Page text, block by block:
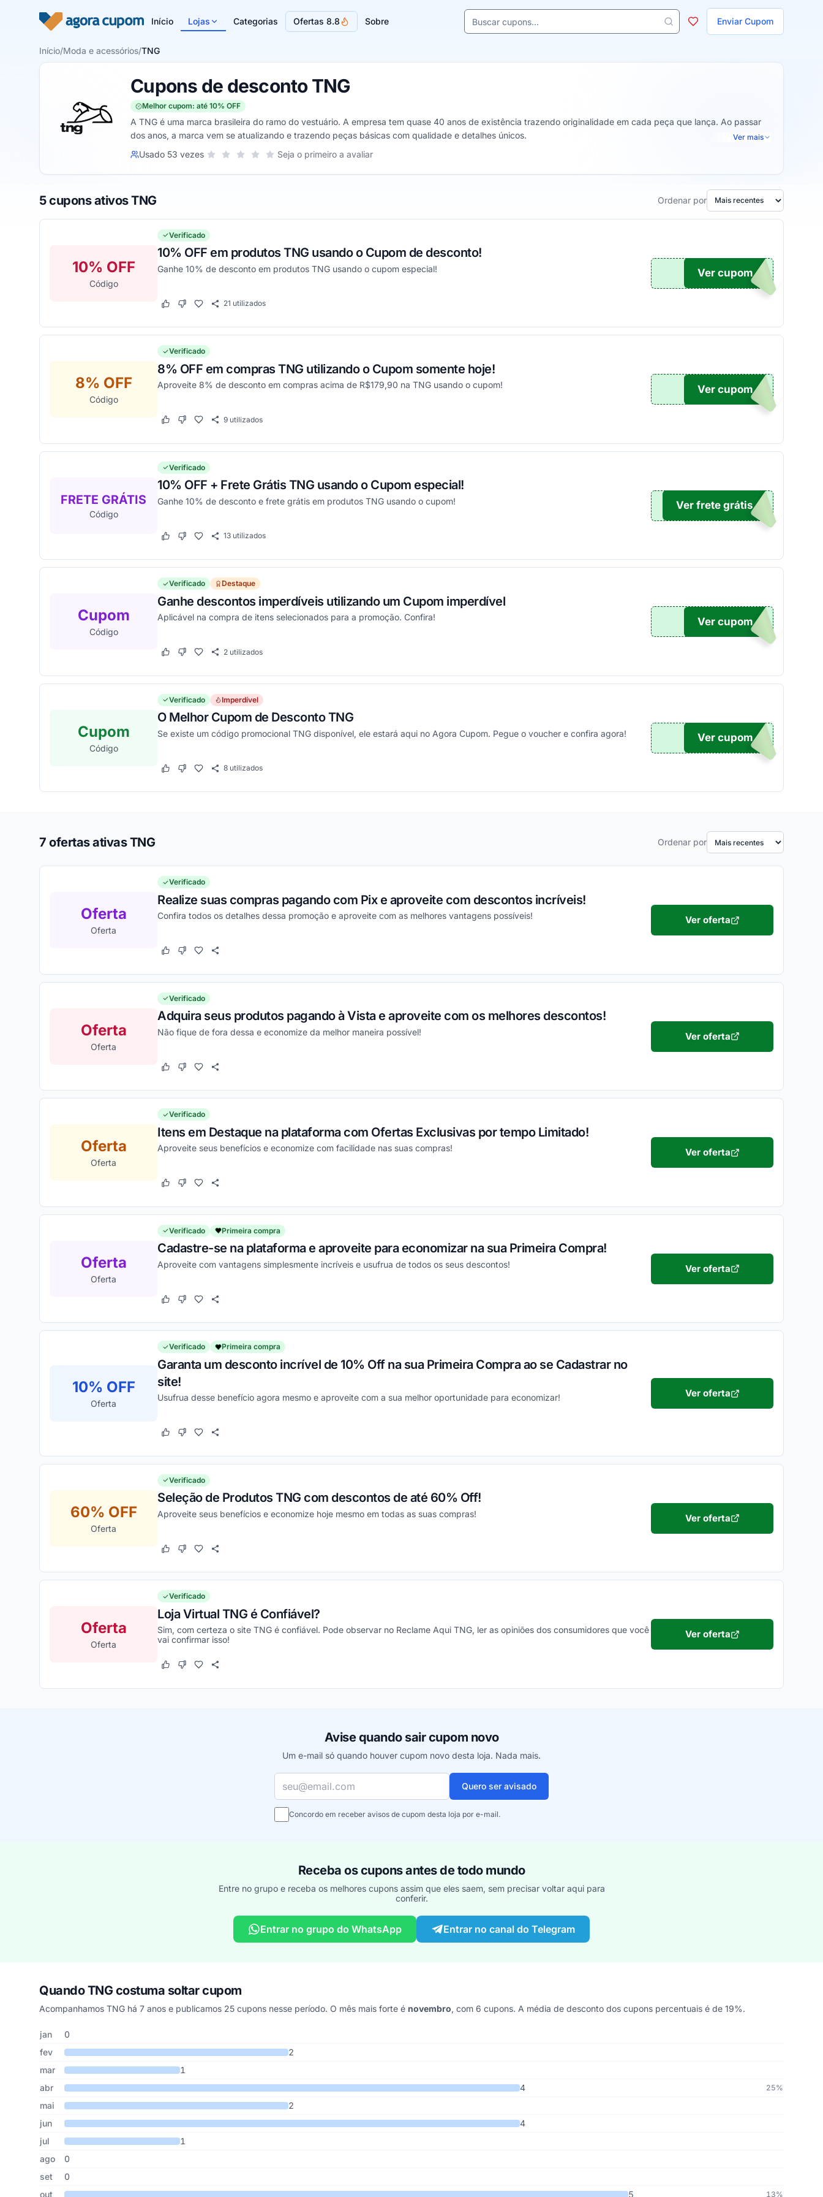
Início Lojas Categorias Ofertas 8.8 Sobre Enviar Cupom
Buscar cupons e lojas
Início/Moda e acessórios/TNG
Cupons de desconto TNG
Melhor cupom: até 10% OFF
A TNG é uma marca brasileira do ramo do vestuário. A empresa tem quase 40 anos de existência trazendo originalidade em cada peça que lança. Ao passar
dos anos, a marca vem se atualizando e trazendo peças básicas com qualidade e detalhes únicos.
Ver mais
Usado 53 vezesSua nota para TNG, de 1 a 5 estrelas
5 estrelas
4 estrelas
3 estrelas
2 estrelas
1 estrela Seja o primeiro a avaliar
5 cupons ativos TNG Ordenar por
10% OFF
Código
Verificado
10% OFF em produtos TNG usando o Cupom de desconto!
Ganhe 10% de desconto em produtos TNG usando o cupom especial!
Este cupom funcionou
Este cupom não funcionou
21 utilizados
10
Ver cupom
8% OFF
Código
Verificado
8% OFF em compras TNG utilizando o Cupom somente hoje!
Aproveite 8% de desconto em compras acima de R$179,90 na TNG usando o cupom!
Este cupom funcionou
Este cupom não funcionou
9 utilizados
ME8
Ver cupom
FRETE GRÁTIS
Código
Verificado
10% OFF + Frete Grátis TNG usando o Cupom especial!
Ganhe 10% de desconto e frete grátis em produtos TNG usando o cupom!
Este cupom funcionou
Este cupom não funcionou
13 utilizados
NDO
Ver frete grátis
Cupom
Código
Verificado Destaque
Ganhe descontos imperdíveis utilizando um Cupom imperdível
Aplicável na compra de itens selecionados para a promoção. Confira!
Este cupom funcionou
Este cupom não funcionou
2 utilizados
TICO
Ver cupom
Cupom
Código
Verificado Imperdível
O Melhor Cupom de Desconto TNG
Se existe um código promocional TNG disponível, ele estará aqui no Agora Cupom. Pegue o voucher e confira agora!
Este cupom funcionou
Este cupom não funcionou
8 utilizados
TICO
Ver cupom
7 ofertas ativas TNG Ordenar por
Oferta
Oferta
Verificado
Realize suas compras pagando com Pix e aproveite com descontos incríveis!
Confira todos os detalhes dessa promoção e aproveite com as melhores vantagens possíveis!
Este cupom funcionou
Este cupom não funcionou
Ver oferta
Oferta
Oferta
Verificado
Adquira seus produtos pagando à Vista e aproveite com os melhores descontos!
Não fique de fora dessa e economize da melhor maneira possível!
Este cupom funcionou
Este cupom não funcionou
Ver oferta
Oferta
Oferta
Verificado
Itens em Destaque na plataforma com Ofertas Exclusivas por tempo Limitado!
Aproveite seus benefícios e economize com facilidade nas suas compras!
Este cupom funcionou
Este cupom não funcionou
Ver oferta
Oferta
Oferta
Verificado Primeira compra
Cadastre-se na plataforma e aproveite para economizar na sua Primeira Compra!
Aproveite com vantagens simplesmente incríveis e usufrua de todos os seus descontos!
Este cupom funcionou
Este cupom não funcionou
Ver oferta
10% OFF
Oferta
Verificado Primeira compra
Garanta um desconto incrível de 10% Off na sua Primeira Compra ao se Cadastrar no
site!
Usufrua desse benefício agora mesmo e aproveite com a sua melhor oportunidade para economizar!
Este cupom funcionou
Este cupom não funcionou
Ver oferta
60% OFF
Oferta
Verificado
Seleção de Produtos TNG com descontos de até 60% Off!
Aproveite seus benefícios e economize hoje mesmo em todas as suas compras!
Este cupom funcionou
Este cupom não funcionou
Ver oferta
Oferta
Oferta
Verificado
Loja Virtual TNG é Confiável?
Sim, com certeza o site TNG é confiável. Pode observar no Reclame Aqui TNG, ler as opiniões dos consumidores que você
vai confirmar isso!
Este cupom funcionou
Este cupom não funcionou
Ver oferta
Avise quando sair cupom novo
Um e-mail só quando houver cupom novo desta loja. Nada mais.
Seu e-mail
Quero ser avisado
Concordo em receber avisos de cupom desta loja por e-mail.
Receba os cupons antes de todo mundo
Entre no grupo e receba os melhores cupons assim que eles saem, sem precisar voltar aqui para
conferir.
Entrar no grupo do WhatsApp Entrar no canal do Telegram
Quando TNG costuma soltar cupom
Acompanhamos TNG há 7 anos e publicamos 25 cupons nesse período. O mês mais forte é novembro, com 6 cupons. A média de desconto dos cupons percentuais é de 19%.
Cupons de TNG publicados por mês, somando os últimos 7 anos
Mês Cupons publicados
jan
0
fev
2
mar
1
abr
4 25%
mai
2
jun
4
jul
1
ago
0
set
0
out
5 13%